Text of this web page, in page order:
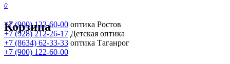
0
Корзина
+7 (900) 122-60-00 оптика Ростов
+7 (928) 212-26-17 Детская оптика
+7 (8634) 62-33-33 оптика Таганрог
+7 (900) 122-60-00